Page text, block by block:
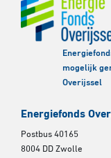
mogelijk
Overijssel
Energiefonds
Postbus 40165
8004 DD Zwolle